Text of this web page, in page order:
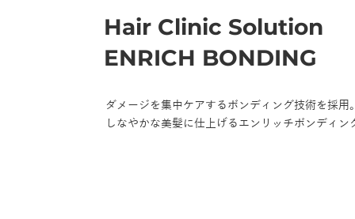
Hair Clinic Solution
ENRICH BONDING
ダメージを集中ケアするボンディング技術を採用
しなやかな美髪に仕上げるエンリッチボンディン